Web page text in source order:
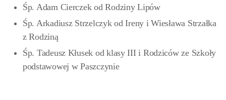
Śp. Adam Cierczek od Rodziny Lipów
Śp. Arkadiusz Strzelczyk od Ireny i Wiesława Strzałka
z Rodziną
Śp. Tadeusz Kłusek od klasy III i Rodziców ze Szkoły
podstawowej w Paszczynie